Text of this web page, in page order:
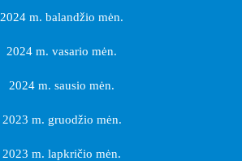
2024 m. balandžio mėn.
2024 m. vasario mėn.
2024 m. sausio mėn.
2023 m. gruodžio mėn.
2023 m. lapkričio mėn.